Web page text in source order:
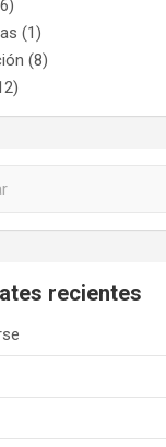
(1)
(8)
recientes